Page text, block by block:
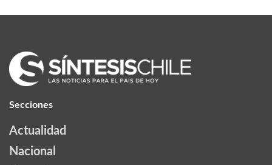
Secciones
Actualidad
Nacional